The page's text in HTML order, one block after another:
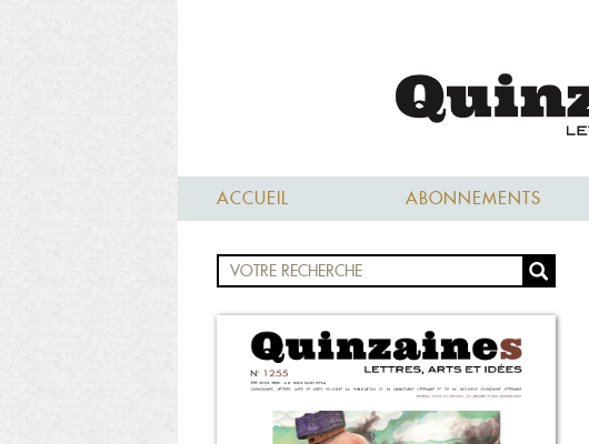
ACCUEIL ABONNEMENTS